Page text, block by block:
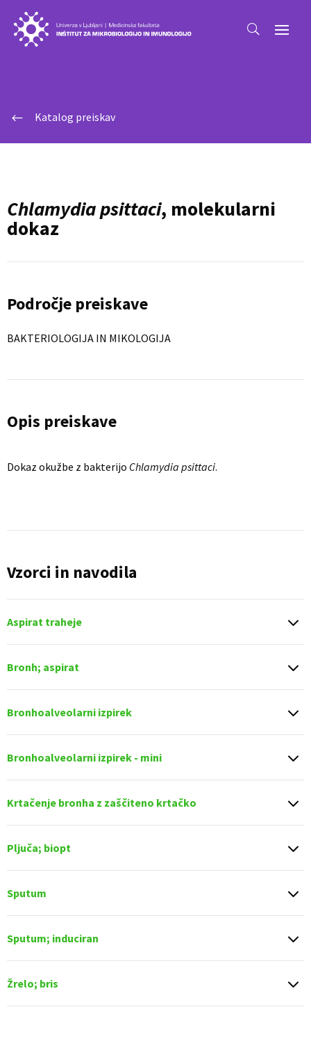
# Katalog preiskav
Chlamydia psittaci, molekularni
dokaz
Področje preiskave
BAKTERIOLOGIJA IN MIKOLOGIJA
Opis preiskave
Dokaz okužbe z bakterijo Chlamydia psittaci.
Vzorci in navodila
Aspirat traheje
Bronh; aspirat
Bronhoalveolarni izpirek
Bronhoalveolarni izpirek - mini
Krtačenje bronha z zaščiteno krtačko
Pljuča; biopt
Sputum
Sputum; induciran
Žrelo; bris